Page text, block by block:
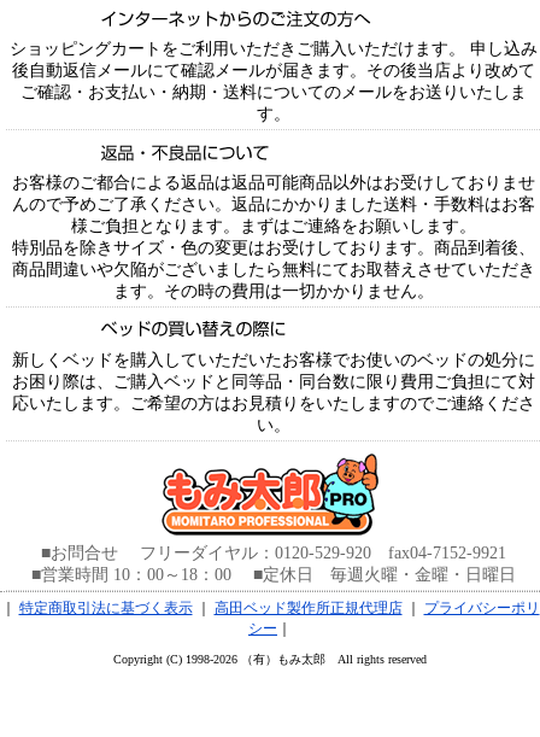
ショッピングカートをご利用いただきご購入いただけます。 申し込み
後自動返信メールにて確認メールが届きます。その後当店より改めて
ご確認・お支払い・納期・送料についてのメールをお送りいたしま
す。
お客様のご都合による返品は返品可能商品以外はお受けしておりませ
んので予めご了承ください。返品にかかりました送料・手数料はお客
様ご負担となります。まずはご連絡をお願いします。
特別品を除きサイズ・色の変更はお受けしております。商品到着後、
商品間違いや欠陥がございましたら無料にてお取替えさせていただき
ます。その時の費用は一切かかりません。
新しくベッドを購入していただいたお客様でお使いのベッドの処分に
お困り際は、ご購入ベッドと同等品・同台数に限り費用ご負担にて対
応いたします。ご希望の方はお見積りをいたしますのでご連絡くださ
い。
■お問合せ フリーダイヤル：0120-529-920 fax04-7152-9921
■営業時間 10：00～18：00 ■定休日 毎週火曜・金曜・日曜日
特定商取引法に基づく表示｜ 高田ベッド製作所正規代理店｜
プライバシーポリ
シー
Copyright (C) 1998-2026 （有）もみ太郎 All rights reserved